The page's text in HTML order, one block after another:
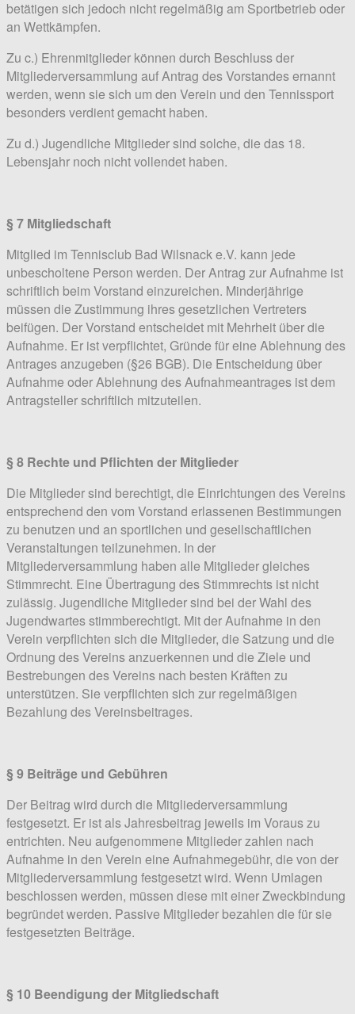
betätigen sich jedoch nicht regelmäßig am Sportbetrieb oder
an Wettkämpfen.
Zu c.) Ehrenmitglieder können durch Beschluss der
Mitgliederversammlung auf Antrag des Vorstandes ernannt
werden, wenn sie sich um den Verein und den Tennissport
besonders verdient gemacht haben.
Zu d.) Jugendliche Mitglieder sind solche, die das 18.
Lebensjahr noch nicht vollendet haben.
§ 7 Mitgliedschaft
Mitglied im Tennisclub Bad Wilsnack e.V. kann jede
unbescholtene Person werden. Der Antrag zur Aufnahme ist
schriftlich beim Vorstand einzureichen. Minderjährige
müssen die Zustimmung ihres gesetzlichen Vertreters
beifügen. Der Vorstand entscheidet mit Mehrheit über die
Aufnahme. Er ist verpflichtet, Gründe für eine Ablehnung des
Antrages anzugeben (§26 BGB). Die Entscheidung über
Aufnahme oder Ablehnung des Aufnahmeantrages ist dem
Antragsteller schriftlich mitzuteilen.
§ 8 Rechte und Pflichten der Mitglieder
Die Mitglieder sind berechtigt, die Einrichtungen des Vereins
entsprechend den vom Vorstand erlassenen Bestimmungen
zu benutzen und an sportlichen und gesellschaftlichen
Veranstaltungen teilzunehmen. In der
Mitgliederversammlung haben alle Mitglieder gleiches
Stimmrecht. Eine Übertragung des Stimmrechts ist nicht
zulässig. Jugendliche Mitglieder sind bei der Wahl des
Jugendwartes stimmberechtigt. Mit der Aufnahme in den
Verein verpflichten sich die Mitglieder, die Satzung und die
Ordnung des Vereins anzuerkennen und die Ziele und
Bestrebungen des Vereins nach besten Kräften zu
unterstützen. Sie verpflichten sich zur regelmäßigen
Bezahlung des Vereinsbeitrages.
§ 9 Beiträge und Gebühren
Der Beitrag wird durch die Mitgliederversammlung
festgesetzt. Er ist als Jahresbeitrag jeweils im Voraus zu
entrichten. Neu aufgenommene Mitglieder zahlen nach
Aufnahme in den Verein eine Aufnahmegebühr, die von der
Mitgliederversammlung festgesetzt wird. Wenn Umlagen
beschlossen werden, müssen diese mit einer Zweckbindung
begründet werden. Passive Mitglieder bezahlen die für sie
festgesetzten Beiträge.
§ 10 Beendigung der Mitgliedschaft